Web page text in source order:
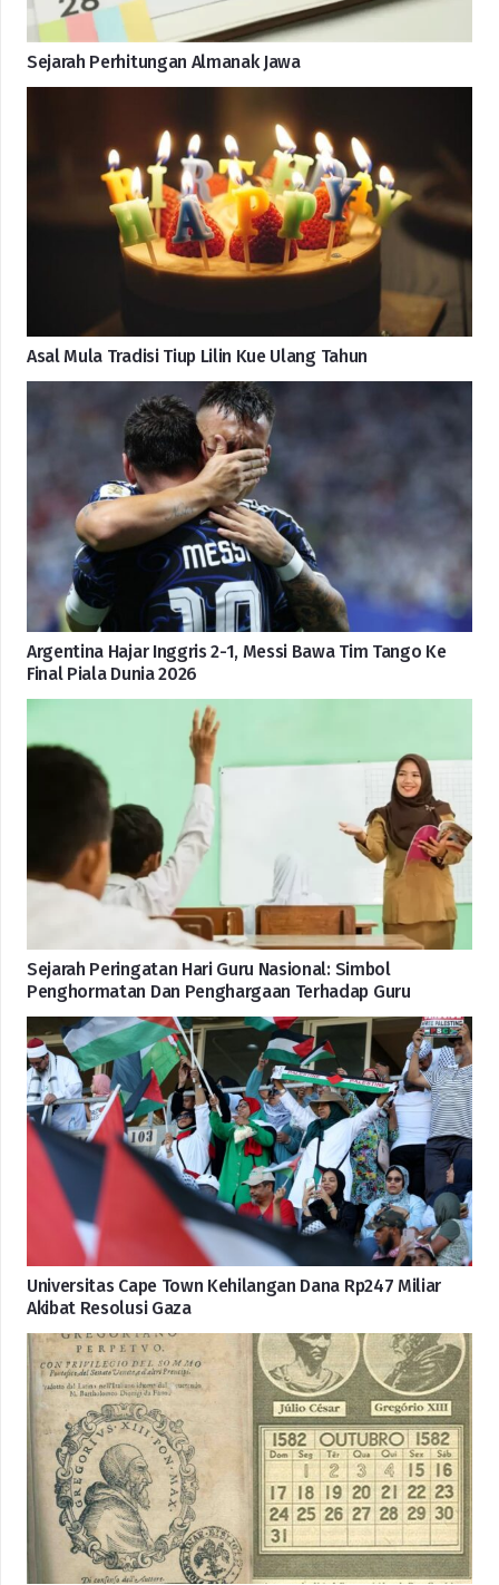
Sejarah Perhitungan Almanak Jawa
Asal Mula Tradisi Tiup Lilin Kue Ulang Tahun
Argentina Hajar Inggris 2-1, Messi Bawa Tim Tango Ke
Final Piala Dunia 2026
Sejarah Peringatan Hari Guru Nasional: Simbol
Penghormatan Dan Penghargaan Terhadap Guru
Universitas Cape Town Kehilangan Dana Rp247 Miliar
Akibat Resolusi Gaza